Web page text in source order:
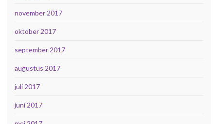
november 2017
oktober 2017
september 2017
augustus 2017
juli 2017
juni 2017